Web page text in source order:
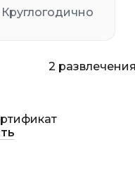
Круглогодично
2